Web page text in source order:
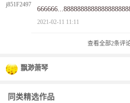
2021-02-11 11:11
查看全部2条评
飘渺萧琴
同类精选作品